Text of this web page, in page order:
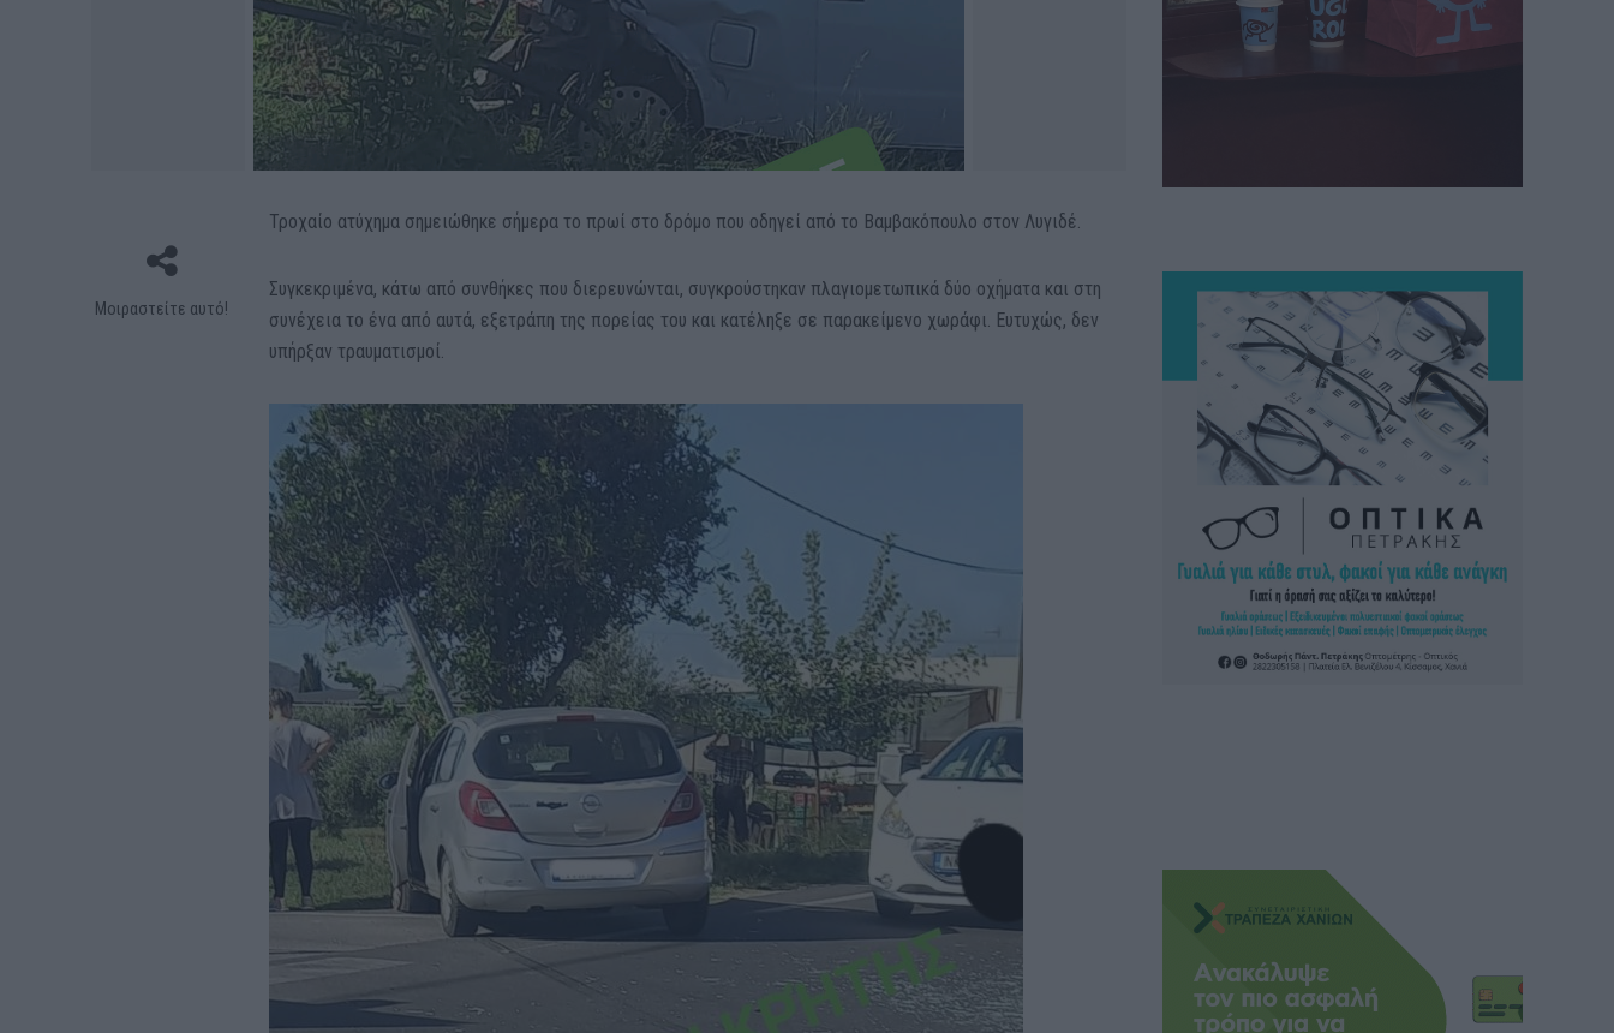
Μοιραστείτε αυτό!
Τροχαίο ατύχημα σημειώθηκε σήμερα το πρωί στο δρόμο που οδηγεί από το Βαμβακόπουλο στον Λυγιδέ.
Συγκεκριμένα, κάτω από συνθήκες που διερευνώνται, συγκρούστηκαν πλαγιομετωπικά δύο οχήματα και στη
συνέχεια το ένα από αυτά, εξετράπη της πορείας του και κατέληξε σε παρακείμενο χωράφι. Ευτυχώς, δεν
υπήρξαν τραυματισμοί.